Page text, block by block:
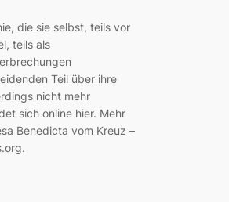
die sie selbst, teils vor
teils als
Teil über ihre
nicht mehr
sich online hier. Mehr
Benedicta vom Kreuz –